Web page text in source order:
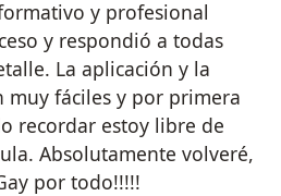
y profesional
y respondió a todas
La aplicación y la
muy fáciles y por primera
recordar estoy libre de
Absolutamente volveré,
por todo!!!!!